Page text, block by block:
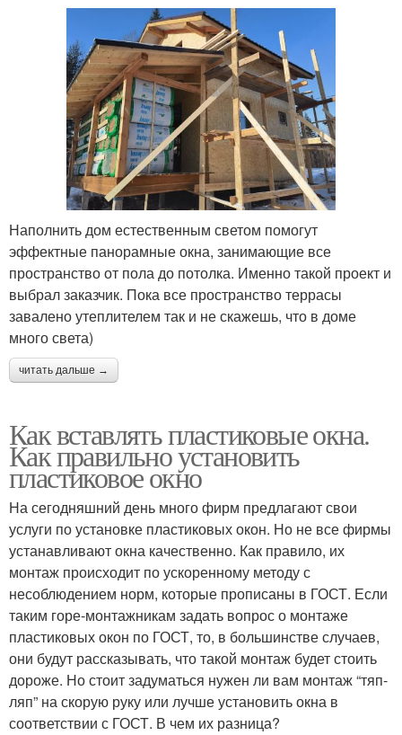
Наполнить дом естественным светом помогут
эффектные панорамные окна, занимающие все
пространство от пола до потолка. Именно такой проект и
выбрал заказчик. Пока все пространство террасы
завалено утеплителем так и не скажешь, что в доме
много света)
читать дальше →
Как вставлять пластиковые окна.
Как правильно установить
пластиковое окно
На сегодняшний день много фирм предлагают свои
услуги по установке пластиковых окон. Но не все фирмы
устанавливают окна качественно. Как правило, их
монтаж происходит по ускоренному методу с
несоблюдением норм, которые прописаны в ГОСТ. Если
таким горе-монтажникам задать вопрос о монтаже
пластиковых окон по ГОСТ, то, в большинстве случаев,
они будут рассказывать, что такой монтаж будет стоить
дороже. Но стоит задуматься нужен ли вам монтаж “тяп-
ляп” на скорую руку или лучше установить окна в
соответствии с ГОСТ. В чем их разница?